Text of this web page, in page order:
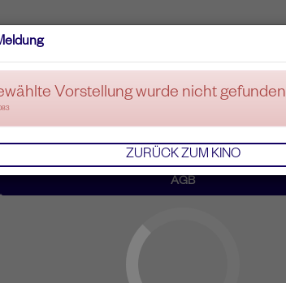
Vorstellung wurde nicht gefunden
ZURÜCK ZUM KINO
AGB